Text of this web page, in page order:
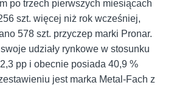
po trzech pierwszych miesiącach
szt. więcej niż rok wcześniej,
578 szt. przyczep marki Pronar.
udziały rynkowe w stosunku
pp i obecnie posiada 40,9 %
jest marka Metal-Fach z